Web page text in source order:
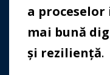
a
mai bună
și reziliență.